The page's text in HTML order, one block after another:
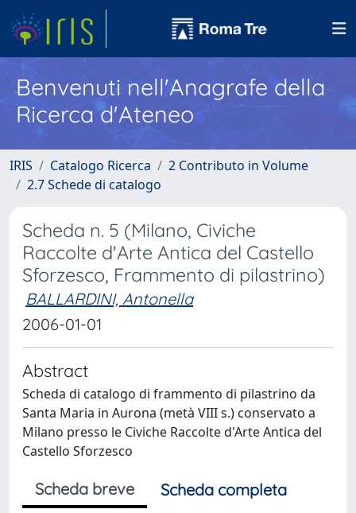
Benvenuti nell'Anagrafe della
Ricerca d'Ateneo
IRIS Catalogo Ricerca
2 Contributo in Volume
2.7 Schede di catalogo
Scheda n. 5 (Milano, Civiche
Raccolte d'Arte Antica del Castello
Sforzesco, Frammento di pilastrino)
BALLARDINI, Antonella
2006-01-01
Abstract
Scheda di catalogo di frammento di pilastrino da
Santa Maria in Aurona (metà VIII s.) conservato a
Milano presso le Civiche Raccolte d'Arte Antica del
Castello Sforzesco
Scheda breve
Scheda completa